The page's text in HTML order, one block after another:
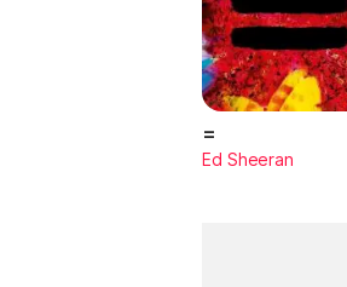
=
Ed Sheeran